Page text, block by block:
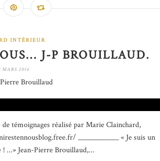
INTÉRIEUR
J-P BROUILLAUD.
MARS 2016
Brouillaud
témoignages réalisé par Marie Clainchard,
____________ « Je suis un
...» Jean-Pierre Brouillaud,...